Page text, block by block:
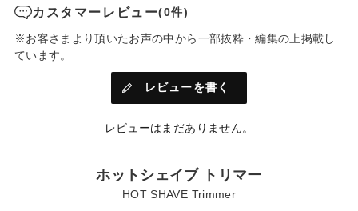
カスタマーレビュー(0件)
※お客さまより頂いたお声の中から一部抜粋・編集の上掲載し
ています。
レビューを書く
レビューはまだありません。
ホットシェイブ トリマー
HOT SHAVE Trimmer